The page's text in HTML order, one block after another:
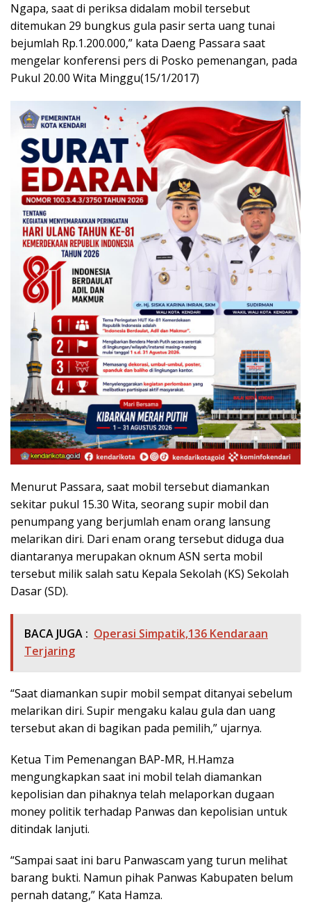
Ngapa, saat di periksa didalam mobil tersebut
ditemukan 29 bungkus gula pasir serta uang tunai
bejumlah Rp.1.200.000,” kata Daeng Passara saat
mengelar konferensi pers di Posko pemenangan, pada
Pukul 20.00 Wita Minggu(15/1/2017)
Menurut Passara, saat mobil tersebut diamankan
sekitar pukul 15.30 Wita, seorang supir mobil dan
penumpang yang berjumlah enam orang lansung
melarikan diri. Dari enam orang tersebut diduga dua
diantaranya merupakan oknum ASN serta mobil
tersebut milik salah satu Kepala Sekolah (KS) Sekolah
Dasar (SD).
BACA JUGA : Operasi Simpatik,136 Kendaraan
Terjaring
“Saat diamankan supir mobil sempat ditanyai sebelum
melarikan diri. Supir mengaku kalau gula dan uang
tersebut akan di bagikan pada pemilih,” ujarnya.
Ketua Tim Pemenangan BAP-MR, H.Hamza
mengungkapkan saat ini mobil telah diamankan
kepolisian dan pihaknya telah melaporkan dugaan
money politik terhadap Panwas dan kepolisian untuk
ditindak lanjuti.
“Sampai saat ini baru Panwascam yang turun melihat
barang bukti. Namun pihak Panwas Kabupaten belum
pernah datang,” Kata Hamza.